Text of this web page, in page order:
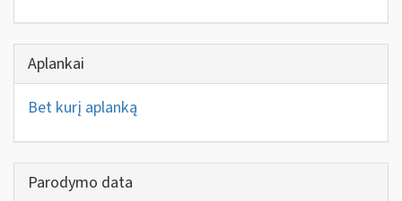
Aplankai
Bet kurį aplanką
Parodymo data